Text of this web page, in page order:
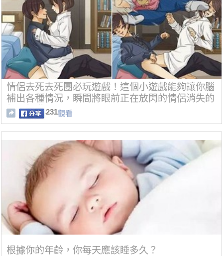
情侶去死去死團必玩遊戲！這個小遊戲能夠讓你腦
補出各種情況，瞬間將眼前正在放閃的情侶消失的
無影無蹤！
231觀看
根據你的年齡，你每天應該睡多久？